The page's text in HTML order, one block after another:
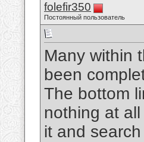
folefir350
Постоянный пользователь
Many within
been
The bottom
nothing at
it and